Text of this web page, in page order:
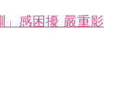
」感困擾 嚴重影